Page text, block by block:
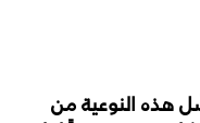
هذه النوعيةمن